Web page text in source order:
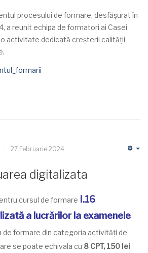
procesului de formare, desfășurat în
a reunit echipa de formatori ai Casei
activitate dedicată creșterii calității
27 Februarie 2024
digitalizata
cursul de formare I.16
a lucrărilor la examenele
de formare din categoria activități de
se poate echivala cu 8 CPT, 150 lei